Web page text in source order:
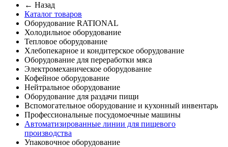
← Назад
Каталог товаров
Оборудование RATIONAL
Холодильное оборудование
Тепловое оборудование
Хлебопекарное и кондитерское оборудование
Оборудование для переработки мяса
Электромеханическое оборудование
Кофейное оборудование
Нейтральное оборудование
Оборудование для раздачи пищи
Вспомогательное оборудование и кухонный инвентарь
Профессиональные посудомоечные машины
Автоматизированные линии для пищевого
производства
Упаковочное оборудование